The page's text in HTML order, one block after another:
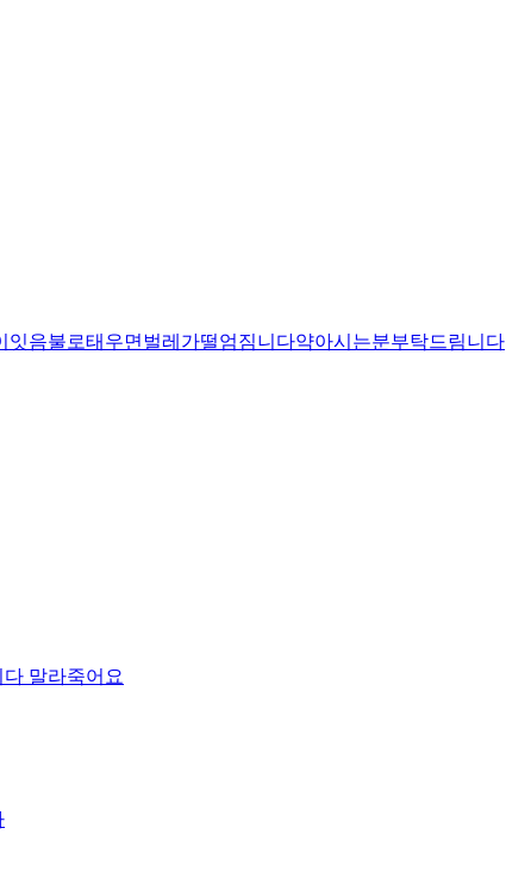
음불로태우면벌레가떨엄짐니다약아시는분부탁드림니다
말라죽어요